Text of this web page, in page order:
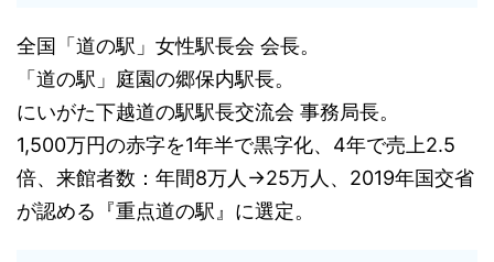
全国「道の駅」女性駅長会 会長。
「道の駅」庭園の郷保内駅長。
にいがた下越道の駅駅長交流会 事務局長。
1,500万円の赤字を1年半で黒字化、4年で売上2.5
倍、来館者数：年間8万人→25万人、2019年国交省
が認める『重点道の駅』に選定。